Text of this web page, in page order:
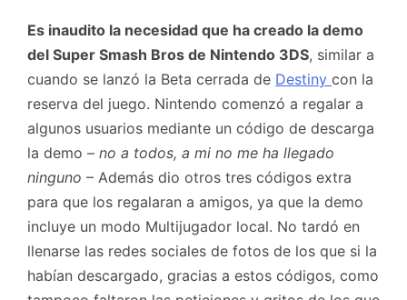
Es inaudito la necesidad que ha creado la demo
del Super Smash Bros de Nintendo 3DS, similar a
cuando se lanzó la Beta cerrada de Destiny con la
reserva del juego. Nintendo comenzó a regalar a
algunos usuarios mediante un código de descarga
la demo – no a todos, a mi no me ha llegado
ninguno – Además dio otros tres códigos extra
para que los regalaran a amigos, ya que la demo
incluye un modo Multijugador local. No tardó en
llenarse las redes sociales de fotos de los que si la
habían descargado, gracias a estos códigos, como